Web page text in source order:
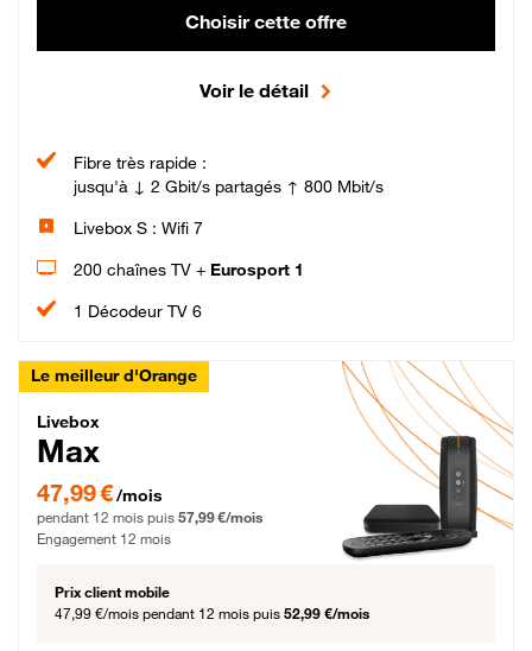
Choisir cette offre
Voir le détail
Fibre très rapide :
jusqu'à ↓ 2 Gbit/s partagés ↑ 800 Mbit/s
Livebox S : Wifi 7
200 chaînes TV + Eurosport 1
1 Décodeur TV 6
Le meilleur d'Orange
Livebox Max Fibre
Livebox
Max
47,99 € par mois pendant 12 mois puis 57,99 € par mois, Engagement 12 mois
47,99 €/mois
pendant 12 mois puis 57,99 €/mois
Engagement 12 mois
Prix client mobile
47,99 €/mois pendant 12 mois puis 52,99 €/mois